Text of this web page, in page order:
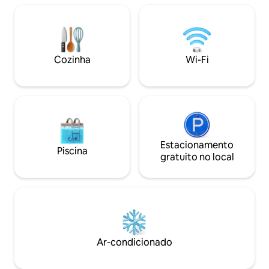
explorar todo o Chiriquí.
quartos, 3
jardim, ar
você precisa para
Cozinha Wi-Fi
Piscina
Estacionamento
gratuito no local
Ar-condicionado